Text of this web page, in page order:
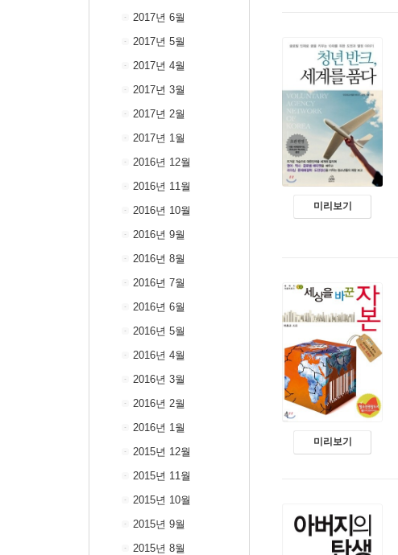
2017년 6월
2017년 5월
2017년 4월
2017년 3월
2017년 2월
2017년 1월
2016년 12월
2016년 11월
2016년 10월
2016년 9월
2016년 8월
2016년 7월
2016년 6월
2016년 5월
2016년 4월
2016년 3월
2016년 2월
2016년 1월
2015년 12월
2015년 11월
2015년 10월
2015년 9월
2015년 8월
미리보기
미리보기